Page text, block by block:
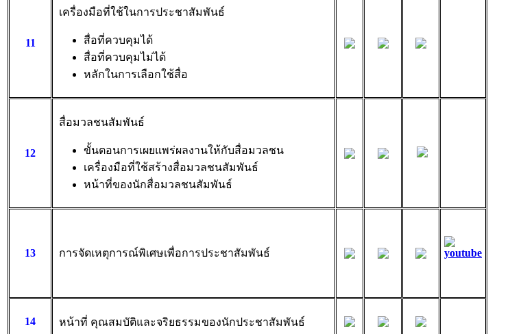
11
เครื่องมือที่ใช้ในการประชาสัมพันธ์
สื่อที่ควบคุมได้
สื่อที่ควบคุมไม่ได้
หลักในการเลือกใช้สื่อ
12
สื่อมวลชนสัมพันธ์
ขั้นตอนการเผยแพร่ผลงานให้กับสื่อมวลชน
เครื่องมือที่ใช้สร้างสื่อมวลชนสัมพันธ์
หน้าที่ของนักสื่อมวลชนสัมพันธ์
13 การจัดเหตุการณ์พิเศษเพื่อการประชาสัมพันธ์
14 หน้าที่ คุณสมบัติและจริยธรรมของนักประชาสัมพันธ์